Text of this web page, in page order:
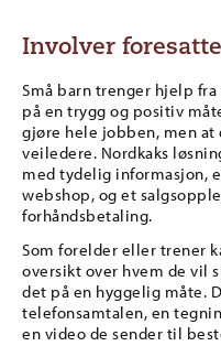
Involver
Små barn trenger hjelp
på en trygg og positiv
gjøre hele jobben, men
veiledere. Nordkaks
med tydelig informasjon,
webshop, og et
forhåndsbetaling.
Som forelder eller trener
oversikt over hvem de vil
det på en hyggelig måte.
telefonsamtalen, en
en video de sender til